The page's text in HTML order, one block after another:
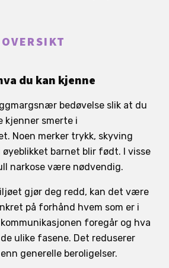
du kan kjenne
bedøvelse slik at du
kjenner smerte i
Noen merker trykk, skyving
barnet blir født. I visse
narkose være nødvendig.
gjør deg redd, kan det være
på forhånd hvem som er i
foregår og hva
ulike fasene. Det reduserer
generelle beroligelser.